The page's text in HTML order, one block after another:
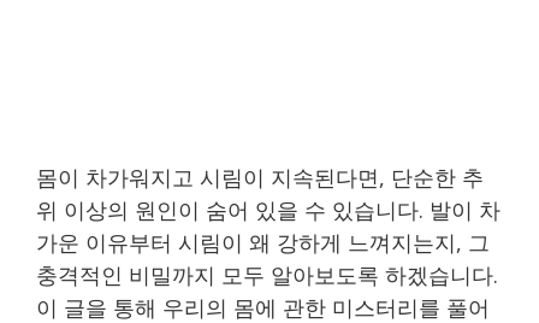
몸이 차가워지고 시림이 지속된다면, 단순한 추
위 이상의 원인이 숨어 있을 수 있습니다. 발이 차
가운 이유부터 시림이 왜 강하게 느껴지는지, 그
충격적인 비밀까지 모두 알아보도록 하겠습니다.
이 글을 통해 우리의 몸에 관한 미스터리를 풀어